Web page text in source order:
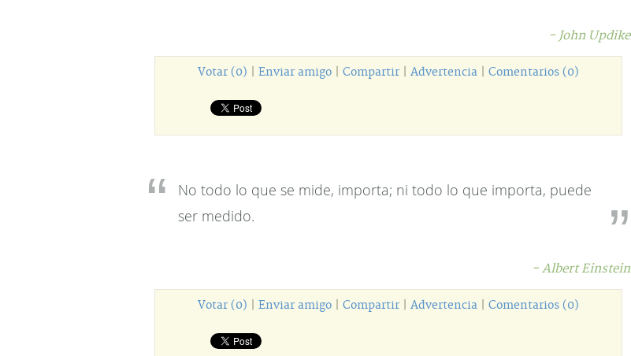
- John Updike
Votar (0) Enviar amigo Compartir Advertencia Comentarios (0)
No todo lo que se mide, importa; ni todo lo que importa, puede
ser medido.
- Albert Einstein
Votar (0) Enviar amigo Compartir Advertencia Comentarios (0)